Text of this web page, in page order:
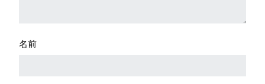
名前